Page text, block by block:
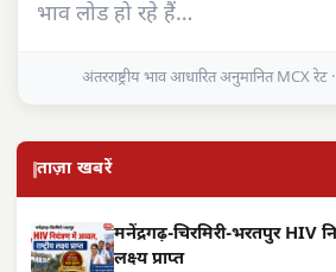
भाव लोड हो रहे हैं…
अंतरराष्ट्रीय भाव आधारित अनुमानित MCX रेट ·
ताज़ा खबरें
मनेंद्रगढ़-चिरमिरी-भरतपुर HIV
लक्ष्य प्राप्त